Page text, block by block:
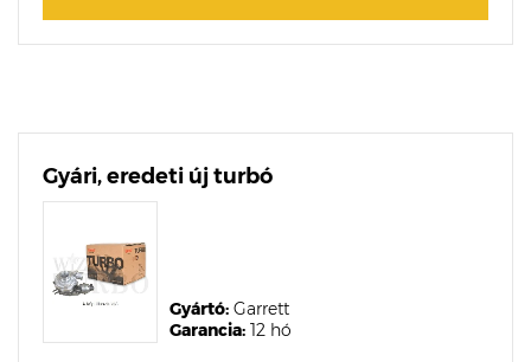
Gyári, eredeti új turbó
Garancia: 12 hó
Gyártó: Garrett